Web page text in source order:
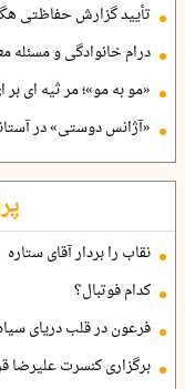
تأیید گزارش حفاظتی
درام خانوادگی و مسئله
«مو به مو»؛ مر ثیه ای
«آژانس دوستی» در
نقاب را بردار آقای ستاره
کدام فوتبال؟
فرعون در قلب دریای
برگزاری کنسرت علیرضا